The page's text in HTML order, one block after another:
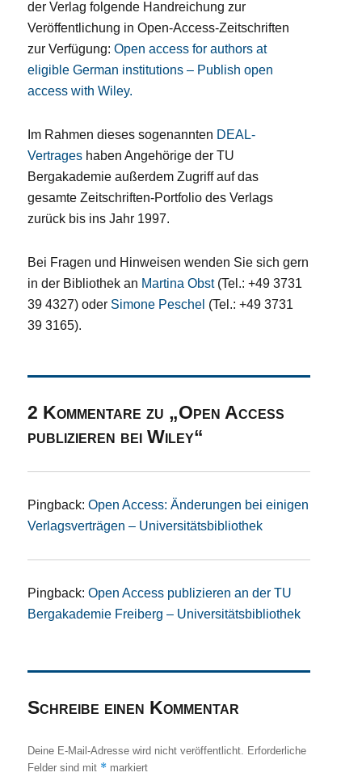
der Verlag folgende Handreichung zur
Veröffentlichung in Open-Access-Zeitschriften
zur Verfügung:Open access for authors at
eligible German institutions – Publish open
access with Wiley.
Im Rahmen dieses sogenannten DEAL-
Vertrages haben Angehörige der TU
Bergakademie außerdem Zugriff auf das
gesamte Zeitschriften-Portfolio des Verlags
zurück bis ins Jahr 1997.
Bei Fragen und Hinweisen wenden Sie sich gern
in der Bibliothek an Martina Obst(Tel.: +49 3731
39 4327) oder Simone Peschel (Tel.: +49 3731
39 3165).
2 Kommentare zu „Open Access
publizieren bei Wiley“
Pingback:Open Access: Änderungen bei einigen
Verlagsverträgen – Universitätsbibliothek
Pingback:Open Access publizieren an der TU
Bergakademie Freiberg – Universitätsbibliothek
Schreibe einen Kommentar
Deine E-Mail-Adresse wird nicht veröffentlicht. Erforderliche
Felder sind mit * markiert